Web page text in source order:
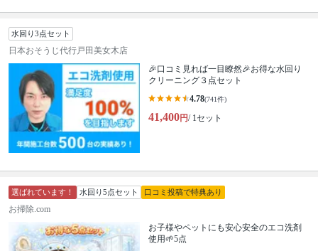
水回り3点セット
日本おそうじ代行戸田美女木店
🎉口コミ見れば一目瞭然🎉お得な水回り
クリーニング３点セット
4.78(741件)
41,400円/ 1セット
選ばれています！ 水回り5点セット 口コミ投稿で特典あり
お掃除.com
お子様やペットにも安心安全のエコ洗剤
使用🌱5点